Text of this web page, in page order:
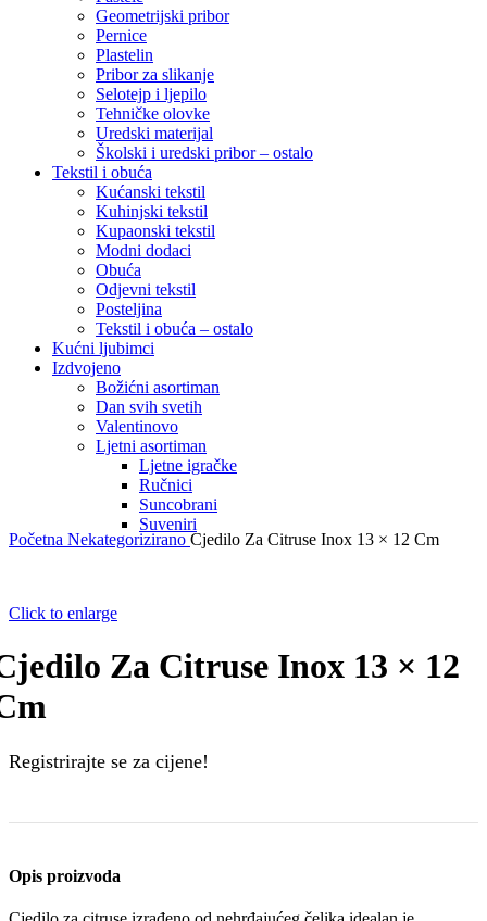
Geometrijski pribor
Pernice
Plastelin
Pribor za slikanje
Selotejp i ljepilo
Tehničke olovke
Uredski materijal
Školski i uredski pribor – ostalo
Tekstil i obuća
Kućanski tekstil
Kuhinjski tekstil
Kupaonski tekstil
Modni dodaci
Obuća
Odjevni tekstil
Posteljina
Tekstil i obuća – ostalo
Kućni ljubimci
Izdvojeno
Božićni asortiman
Dan svih svetih
Valentinovo
Ljetni asortiman
Ljetne igračke
Ručnici
Suncobrani
Suveniri
Početna Nekategorizirano Cjedilo Za Citruse Inox 13 × 12 Cm
Click to enlarge
Za Citruse Inox 13 × 12
Registrirajte se za cijene!
Opis proizvoda